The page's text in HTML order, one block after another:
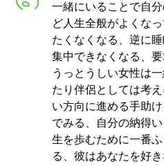
一緒にいることで自
ど人生全般がよくな
たくなくなる、逆に
集中できなくなる、
うっとうしい女性は
たり伴侶としては考
い方向に進める手助
でみる、自分の納得
生を歩むために一番
る、彼はあなたを好